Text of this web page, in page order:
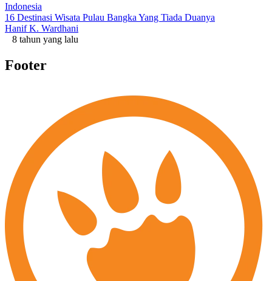
Indonesia
16 Destinasi Wisata Pulau Bangka Yang Tiada Duanya
Hanif K. Wardhani
8 tahun yang lalu
Footer